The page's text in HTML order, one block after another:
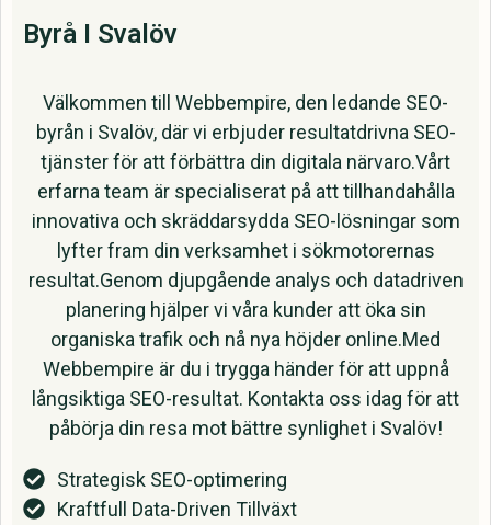
Byrå I Svalöv
Välkommen till Webbempire, den ledande SEO-
byrån i Svalöv, där vi erbjuder resultatdrivna SEO-
tjänster för att förbättra din digitala närvaro.Vårt
erfarna team är specialiserat på att tillhandahålla
innovativa och skräddarsydda SEO-lösningar som
lyfter fram din verksamhet i sökmotorernas
resultat.Genom djupgående analys och datadriven
planering hjälper vi våra kunder att öka sin
organiska trafik och nå nya höjder online.Med
Webbempire är du i trygga händer för att uppnå
långsiktiga SEO-resultat. Kontakta oss idag för att
påbörja din resa mot bättre synlighet i Svalöv!
Strategisk SEO-optimering
Kraftfull Data-Driven Tillväxt